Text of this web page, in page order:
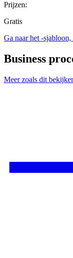
Prijzen:
Gratis
Ga naar het -
Business
Meer zoals dit